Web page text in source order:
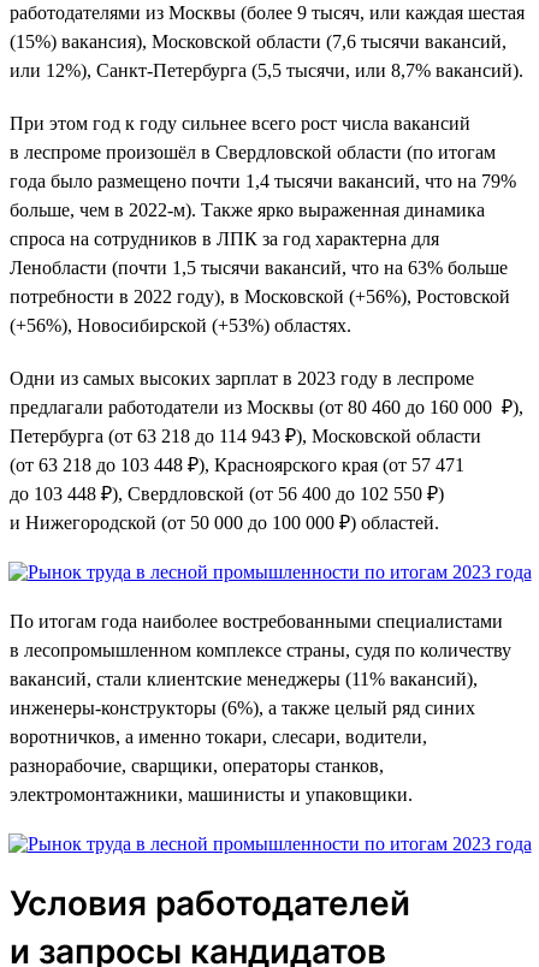
работодателями из Москвы (более 9 тысяч, или каждая шестая
(15%) вакансия), Московской области (7,6 тысячи вакансий,
или 12%), Санкт-Петербурга (5,5 тысячи, или 8,7% вакансий).
При этом год к году сильнее всего рост числа вакансий
в леспроме произошёл в Свердловской области (по итогам
года было размещено почти 1,4 тысячи вакансий, что на 79%
больше, чем в 2022-м). Также ярко выраженная динамика
спроса на сотрудников в ЛПК за год характерна для
Ленобласти (почти 1,5 тысячи вакансий, что на 63% больше
потребности в 2022 году), в Московской (+56%), Ростовской
(+56%), Новосибирской (+53%) областях.
Одни из самых высоких зарплат в 2023 году в леспроме
предлагали работодатели из Москвы (от 80 460 до 160 000 ₽),
Петербурга (от 63 218 до 114 943 ₽), Московской области
(от 63 218 до 103 448 ₽), Красноярского края (от 57 471
до 103 448 ₽), Свердловской (от 56 400 до 102 550 ₽)
и Нижегородской (от 50 000 до 100 000 ₽) областей.
По итогам года наиболее востребованными специалистами
в лесопромышленном комплексе страны, судя по количеству
вакансий, стали клиентские менеджеры (11% вакансий),
инженеры-конструкторы (6%), а также целый ряд синих
воротничков, а именно токари, слесари, водители,
разнорабочие, сварщики, операторы станков,
электромонтажники, машинисты и упаковщики.
Условия работодателей
и запросы кандидатов